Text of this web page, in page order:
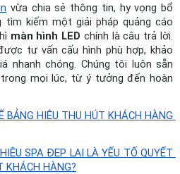
vừa chia sẻ thông tin, hy vọng bổ
tìm kiếm một giải pháp quảng cáo
màn hình LED chính là câu trả lời.
tư vấn cấu hình phù hợp, khảo
nhanh chóng. Chúng tôi luôn sẵn
mọi lúc, từ ý tưởng đến hoàn
BẢNG HIỆU THU HÚT KHÁCH HÀNG
SPA ĐẸP LẠI LÀ YẾU TỐ QUYẾT
KHÁCH HÀNG?